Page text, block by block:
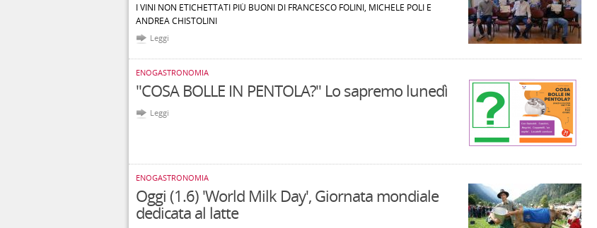
I VINI NON ETICHETTATI PIÙ BUONI DI FRANCESCO FOLINI, MICHELE POLI E
ANDREA CHISTOLINI
Leggi
ENOGASTRONOMIA
"COSA BOLLE IN PENTOLA?" Lo sapremo lunedì
Leggi
ENOGASTRONOMIA
Oggi (1.6) 'World Milk Day', Giornata mondiale
dedicata al latte